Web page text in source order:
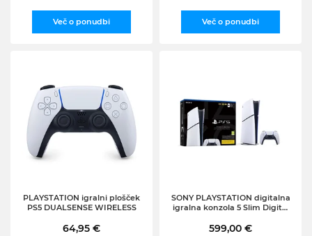
Več o ponudbi Več o ponudbi
PLAYSTATION igralni plošček
PS5 DUALSENSE WIRELESS
64,95 €
SONY PLAYSTATION digitalna
igralna konzola 5 Slim Digital
599,00 €